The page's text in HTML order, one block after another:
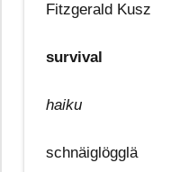
Fitzgerald Kusz
survival
haiku
schnäiglögglä